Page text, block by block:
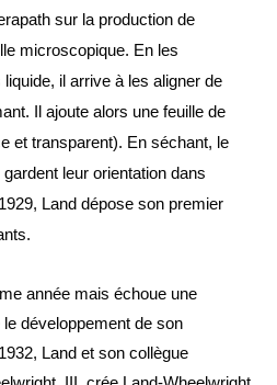
sur la production de
microscopique. En les
il arrive à les aligner de
Il ajoute alors une feuille de
et transparent). En séchant, le
leur orientation dans
Land dépose son premier
année mais échoue une
développement de son
Land et son collègue